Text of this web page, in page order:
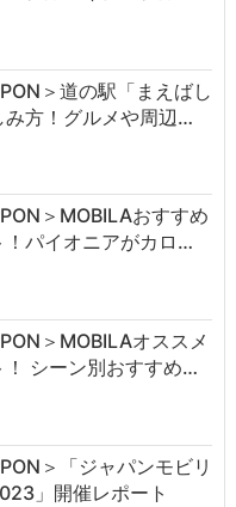
＞道の駅「まえばし
み方！グルメや周辺…
＞MOBILAおすすめ
！パイオニアがカロ…
＞MOBILAオススメ
！ シーン別おすすめ…
＞「ジャパンモビリ
」開催レポート